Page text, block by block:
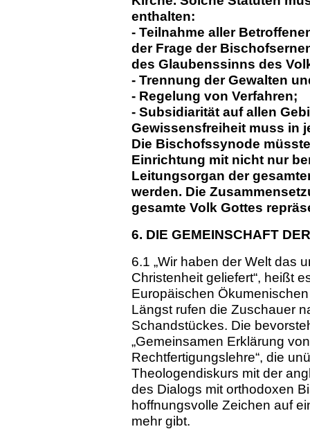
enthalten:
- Teilnahme aller
der Frage der
des Glaubenssinns des
- Trennung der Gewalten
- Regelung von Verfahren;
- Subsidiarität auf allen
Gewissensfreiheit muss in
Die Bischofssynode
Einrichtung mit nicht nur
Leitungsorgan der
werden. Die
gesamte Volk Gottes
6. DIE GEMEINSCHAFT
6.1 „Wir haben der Welt das
Christenheit geliefert“, heißt
Europäischen
Längst rufen die Zuschauer
Schandstückes. Die
„Gemeinsamen Erklärung
Rechtfertigungslehre“, die
Theologendiskurs mit der
des Dialogs mit orthodoxen
hoffnungsvolle Zeichen auf
mehr gibt.